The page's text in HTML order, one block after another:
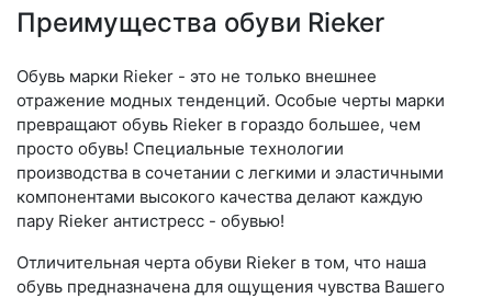
Преимущества обуви Rieker
Обувь марки Rieker - это не только внешнее
отражение модных тенденций. Особые черты марки
превращают обувь Rieker в гораздо большее, чем
просто обувь! Специальные технологии
производства в сочетании с легкими и эластичными
компонентами высокого качества делают каждую
пару Rieker антистресс - обувью!
Отличительная черта обуви Rieker в том, что наша
обувь предназначена для ощущения чувства Вашего